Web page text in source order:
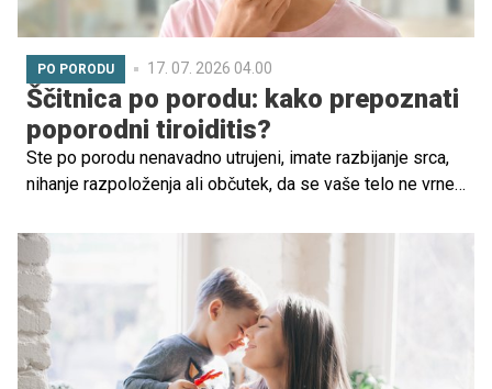
PO PORODU 17. 07. 2026 04.00
Ščitnica po porodu: kako prepoznati
poporodni tiroiditis?
Ste po porodu nenavadno utrujeni, imate razbijanje srca,
nihanje razpoloženja ali občutek, da se vaše telo ne vrne
prilagajanje na novo življenje, ampak tudi spremembe v
delovanju ščitnice.